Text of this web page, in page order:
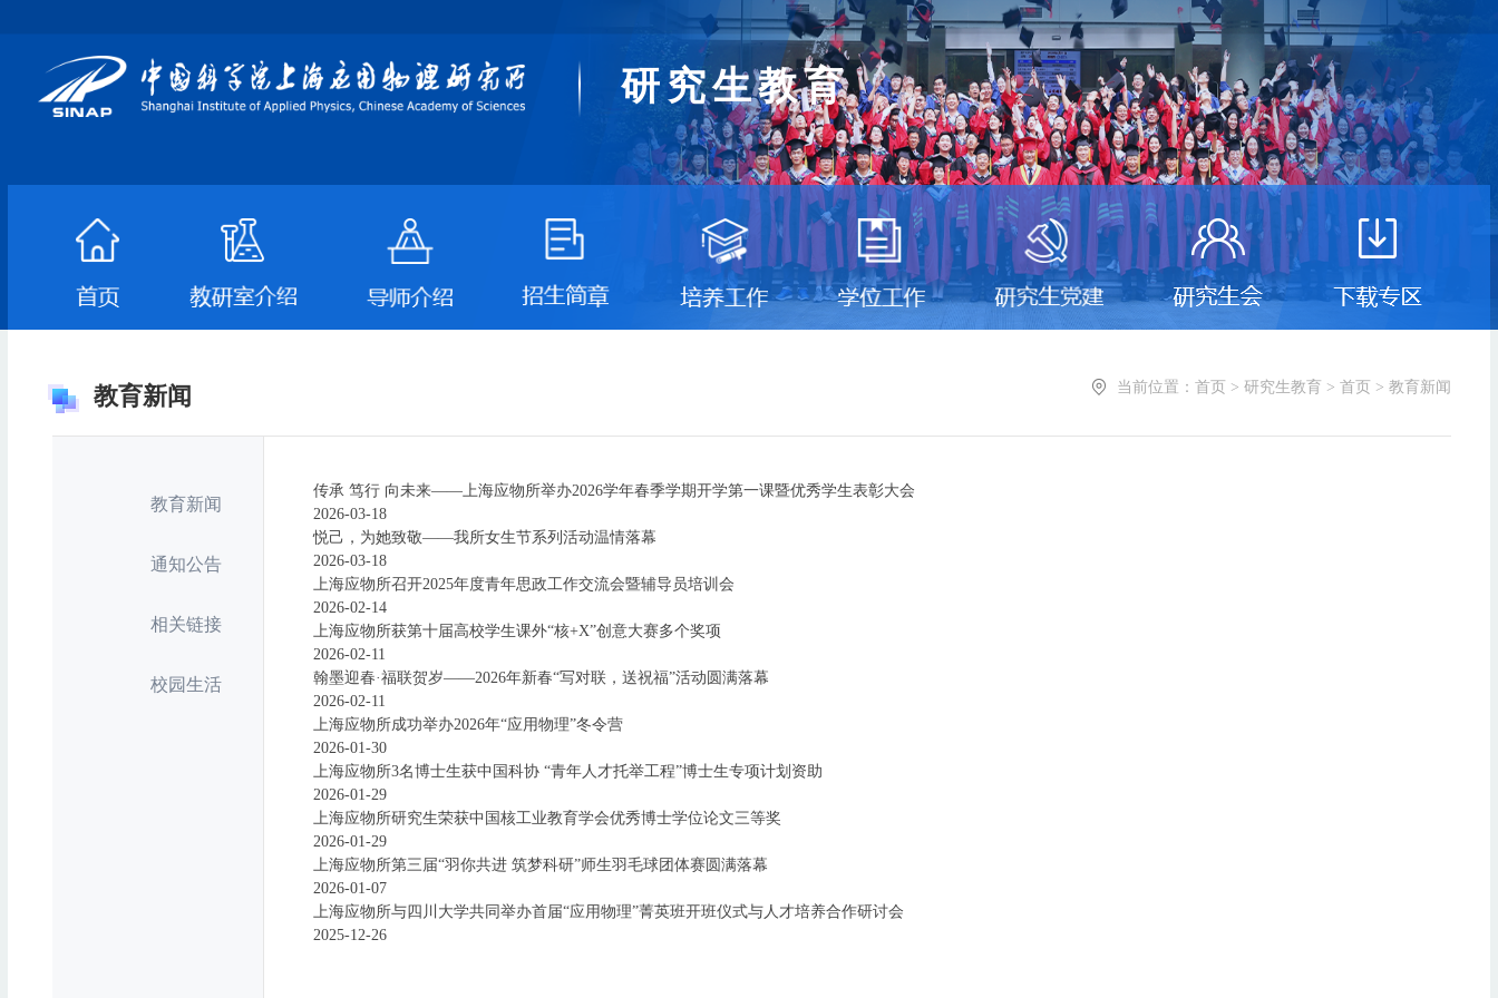
研究生教育
教育新闻
教育新闻
通知公告
相关链接
校园生活
当前位置：首页 > 研究生教育 > 首页 > 教育新闻
传承 笃行 向未来——上海应物所举办2026学年春季学期开学第一课暨优秀学生表彰大会
2026-03-18
悦己，为她致敬——我所女生节系列活动温情落幕
2026-03-18
上海应物所召开2025年度青年思政工作交流会暨辅导员培训会
2026-02-14
上海应物所获第十届高校学生课外“核+X”创意大赛多个奖项
2026-02-11
翰墨迎春·福联贺岁——2026年新春“写对联，送祝福”活动圆满落幕
2026-02-11
上海应物所成功举办2026年“应用物理”冬令营
2026-01-30
上海应物所3名博士生获中国科协 “青年人才托举工程”博士生专项计划资助
2026-01-29
上海应物所研究生荣获中国核工业教育学会优秀博士学位论文三等奖
2026-01-29
上海应物所第三届“羽你共进 筑梦科研”师生羽毛球团体赛圆满落幕
2026-01-07
上海应物所与四川大学共同举办首届“应用物理”菁英班开班仪式与人才培养合作研讨会
2025-12-26